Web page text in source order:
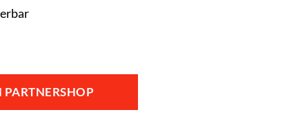
PARTNERSHOP